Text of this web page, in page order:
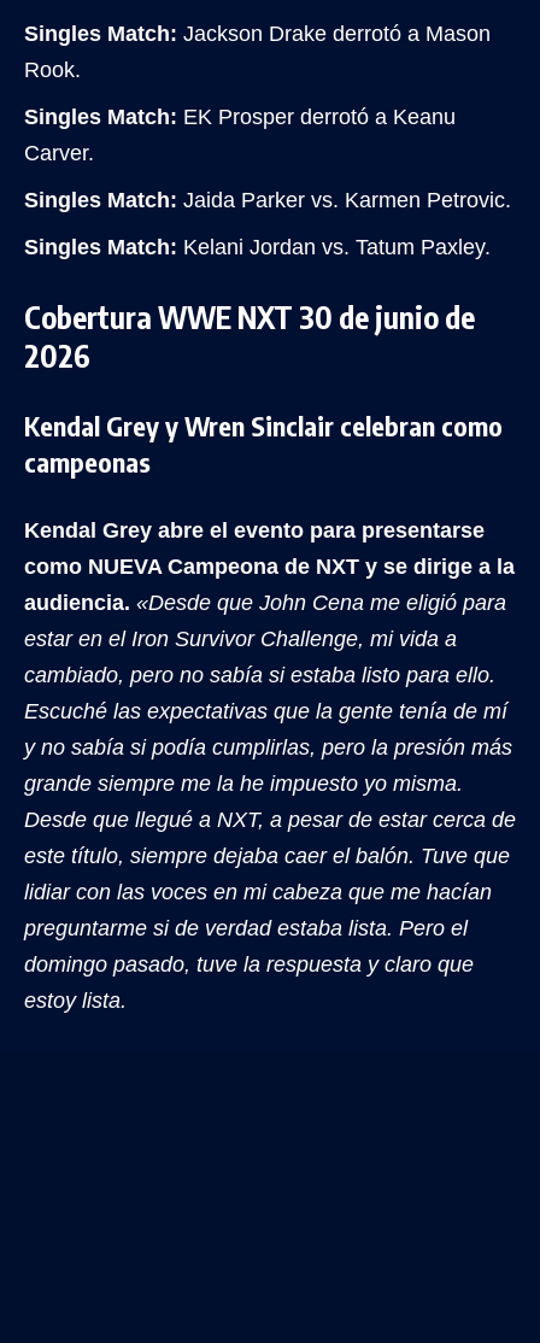
Singles Match: Jackson Drake derrotó a Mason
Rook.
Singles Match: EK Prosper derrotó a Keanu
Carver.
Singles Match: Jaida Parker vs. Karmen Petrovic.
Singles Match: Kelani Jordan vs. Tatum Paxley.
Cobertura WWE NXT 30 de junio de
2026
Kendal Grey y Wren Sinclair celebran como
campeonas
Kendal Grey abre el evento para presentarse
como NUEVA Campeona de NXT y se dirige a la
audiencia. «Desde que John Cena me eligió para
estar en el Iron Survivor Challenge, mi vida a
cambiado, pero no sabía si estaba listo para ello.
Escuché las expectativas que la gente tenía de mí
y no sabía si podía cumplirlas, pero la presión más
grande siempre me la he impuesto yo misma.
Desde que llegué a NXT, a pesar de estar cerca de
este título, siempre dejaba caer el balón. Tuve que
lidiar con las voces en mi cabeza que me hacían
preguntarme si de verdad estaba lista. Pero el
domingo pasado, tuve la respuesta y claro que
estoy lista.